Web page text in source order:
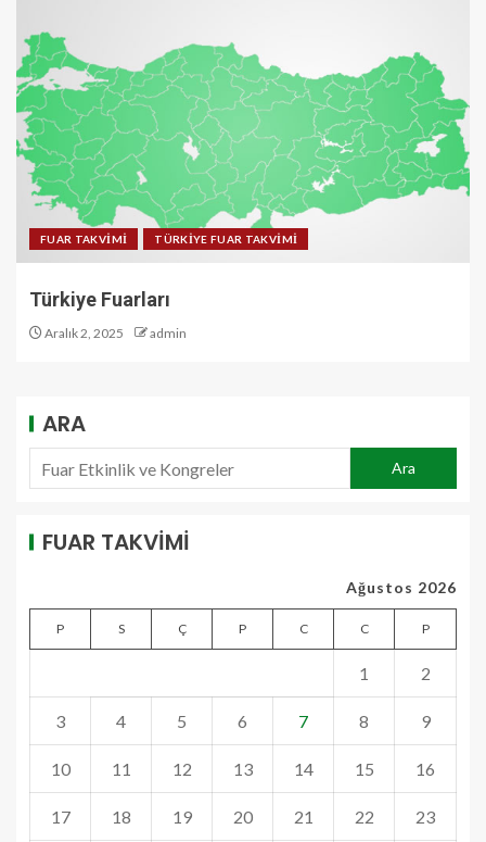
FUAR TAKVİMİ TÜRKİYE FUAR TAKVİMİ
Türkiye Fuarları
Aralık 2, 2025 admin
ARA
Ara
FUAR TAKVİMİ
Ağustos 2026
P S Ç P C C P
1 2
3 4 5 6 7 8 9
10 11 12 13 14 15 16
17 18 19 20 21 22 23